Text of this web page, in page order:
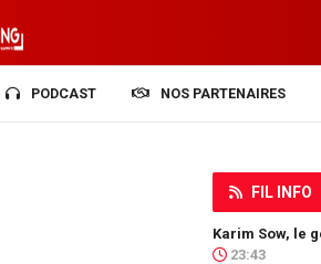
PODCAST NOS PARTENAIRES
FIL INFO
23:43